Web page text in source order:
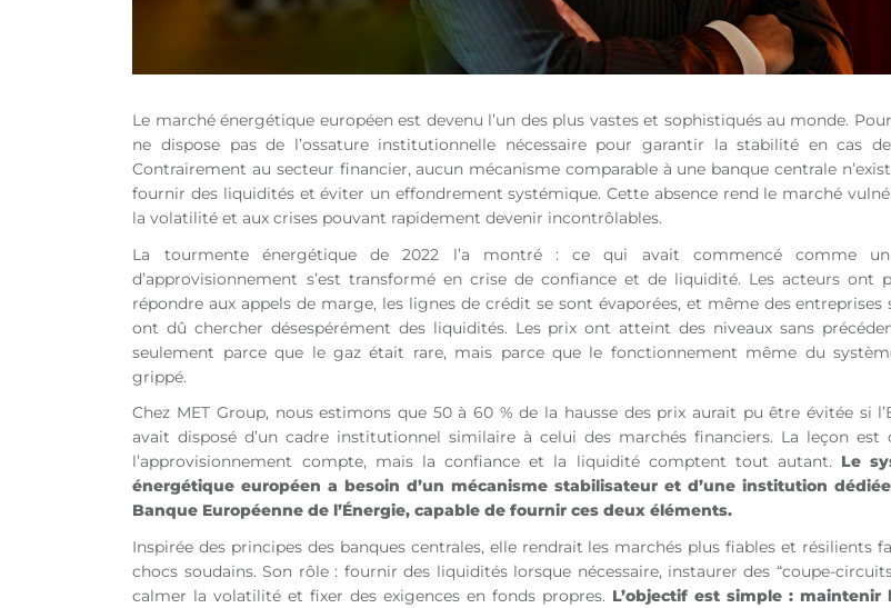
Le marché énergétique européen est devenu l’un des plus vastes et sophistiqués au monde.
ne dispose pas de l’ossature institutionnelle nécessaire pour garantir la stabilité en cas
Contrairement au secteur financier, aucun mécanisme comparable à une banque centrale
fournir des liquidités et éviter un effondrement systémique. Cette absence rend le marché
la volatilité et aux crises pouvant rapidement devenir incontrôlables.
La tourmente énergétique de 2022 l’a montré : ce qui avait commencé comme
d’approvisionnement s’est transformé en crise de confiance et de liquidité. Les acteurs ont
répondre aux appels de marge, les lignes de crédit se sont évaporées, et même des entreprises
ont dû chercher désespérément des liquidités. Les prix ont atteint des niveaux sans
seulement parce que le gaz était rare, mais parce que le fonctionnement même du
grippé.
Chez MET Group, nous estimons que 50 à 60 % de la hausse des prix aurait pu être évitée si
avait disposé d’un cadre institutionnel similaire à celui des marchés financiers. La leçon est
l’approvisionnement compte, mais la confiance et la liquidité comptent tout autant. Le
énergétique européen a besoin d’un mécanisme stabilisateur et d’une institution
Banque Européenne de l’Énergie, capable de fournir ces deux éléments.
Inspirée des principes des banques centrales, elle rendrait les marchés plus fiables et résilients
chocs soudains. Son rôle : fournir des liquidités lorsque nécessaire, instaurer des “coupe-
calmer la volatilité et fixer des exigences en fonds propres. L’objectif est simple : maintenir